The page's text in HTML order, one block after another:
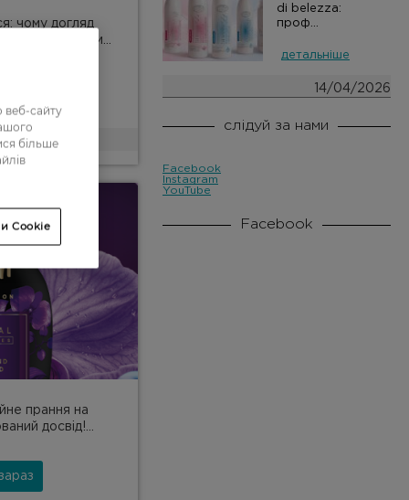
чому догляд
— і як ви...
прання на
досвід!...
di belezza:
проф...
детальніше
14/04/2026
слідуй за нами
Facebook
Instagram
YouTube
Facebook
сайту
більше
Cookie